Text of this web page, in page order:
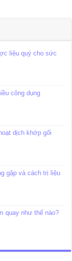
liệu quý cho sức
công dụng
dịch khớp gối
gặp và cách trị liệu
quay như thế nào?